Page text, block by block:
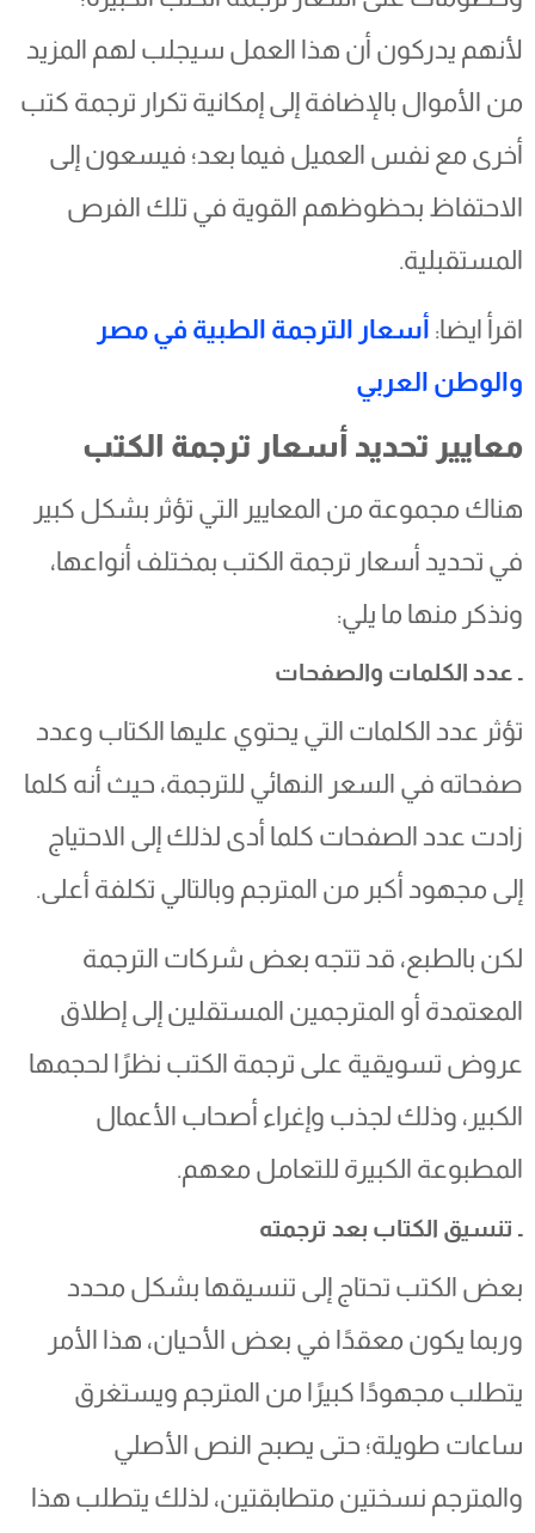
لأنهم يدركون أن هذا العمل سيجلب لهم المزيد
من الأموال بالإضافة إلى إمكانية تكرار ترجمة كتب
أخرى مع نفس العميل فيما بعد؛ فيسعون إلى
الاحتفاظ بحظوظهم القوية في تلك الفرص
المستقبلية.
اقرأ ايضا:أسعار الترجمة الطبية في مصر
والوطن العربي
معايير تحديد أسعار ترجمة الكتب
هناك مجموعة من المعايير التي تؤثر بشكل كبير
في تحديد أسعار ترجمة الكتب بمختلف أنواعها،
ونذكر منها ما يلي:
ـ عدد الكلمات والصفحات
تؤثر عدد الكلمات التي يحتوي عليها الكتاب وعدد
صفحاته في السعر النهائي للترجمة، حيث أنه كلما
زادت عدد الصفحات كلما أدى لذلك إلى الاحتياج
إلى مجهود أكبر من المترجم وبالتالي تكلفة أعلى.
لكن بالطبع، قد تتجه بعض شركات الترجمة
المعتمدة أو المترجمين المستقلين إلى إطلاق
عروض تسويقية على ترجمة الكتب نظرًا لحجمها
الكبير، وذلك لجذب وإغراء أصحاب الأعمال
المطبوعة الكبيرة للتعامل معهم.
ـ تنسيق الكتاب بعد ترجمته
بعض الكتب تحتاج إلى تنسيقها بشكل محدد
وربما يكون معقدًا في بعض الأحيان، هذا الأمر
يتطلب مجهودًا كبيرًا من المترجم ويستغرق
ساعات طويلة؛ حتى يصبح النص الأصلي
والمترجم نسختين متطابقتين، لذلك يتطلب هذا